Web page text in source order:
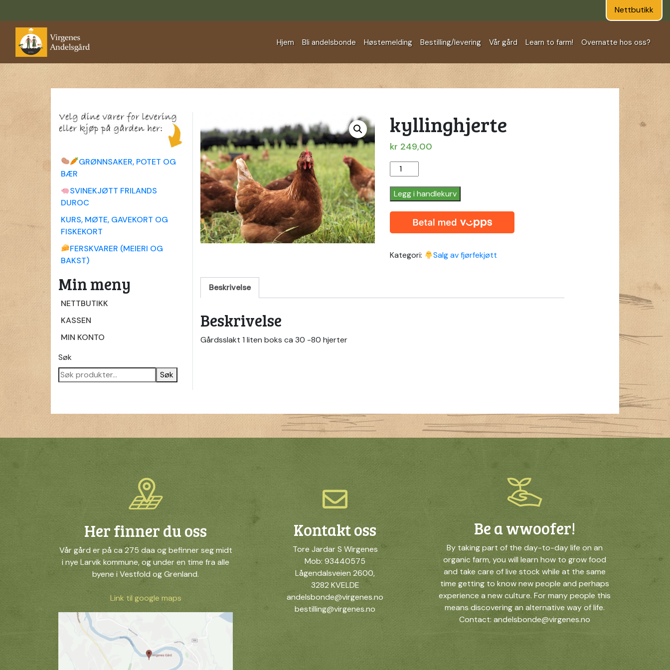
Nettbutikk
Hjem Bli andelsbonde Høstemelding Bestilling/levering Vår gård Learn to farm! Overnatte hos oss?
GRØNNSAKER, POTET OG
BÆR
SVINEKJØTT FRILANDS
DUROC
KURS, MØTE, GAVEKORT OG
FISKEKORT
FERSKVARER (MEIERI OG
BAKST)
Min meny
NETTBUTIKK
KASSEN
MIN KONTO
Søk
Søk
kyllinghjerte
kr 249,00
kyllinghjerte
quantity
Legg i handlekurv
Kategori: Salg av fjørfekjøtt
Beskrivelse
Beskrivelse
Gårdsslakt 1 liten boks ca 30 -80 hjerter
Her finner du oss
Vår gård er på ca 275 daa og befinner seg midt
i nye Larvik kommune, og under en time fra alle
byene i Vestfold og Grenland.
Link til google maps
Kontakt oss
Tore Jardar S Wirgenes
Mob: 93440575
Lågendalsveien 2600,
3282 KVELDE
andelsbonde@virgenes.no
bestilling@virgenes.no
Be a wwoofer!
By taking part of the day-to-day life on an
organic farm, you will learn how to grow food
and take care of live stock while at the same
time getting to know new people and perhaps
experience a new culture. For many people this
means discovering an alternative way of life.
Contact: andelsbonde@virgenes.no